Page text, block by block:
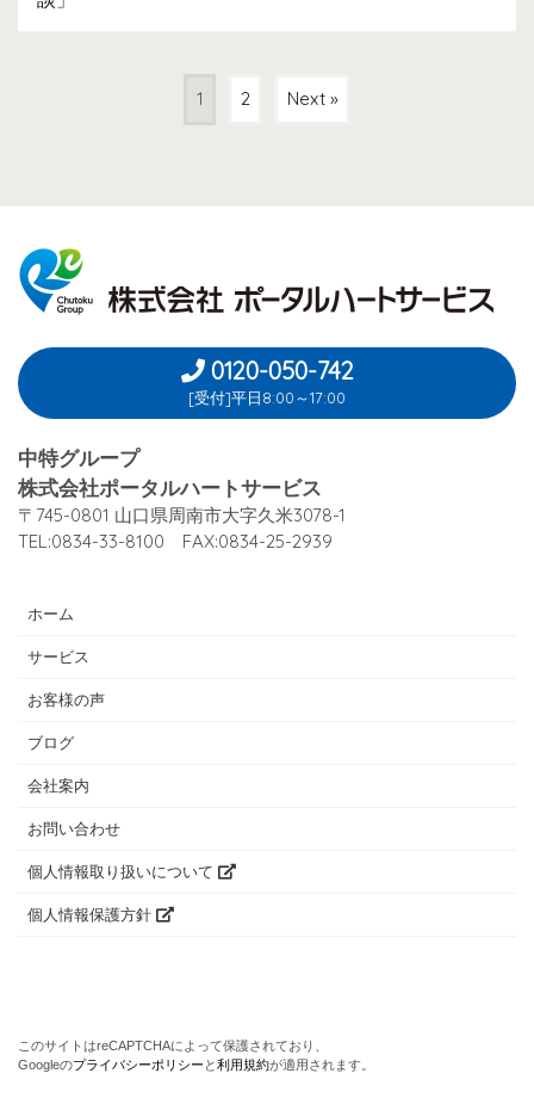
1 2 Next »
0120-050-742
[受付]平日8:00～17:00
中特グループ
株式会社ポータルハートサービス
〒745-0801 山口県周南市大字久米3078-1
TEL:0834-33-8100 FAX:0834-25-2939
ホーム
サービス
お客様の声
ブログ
会社案内
お問い合わせ
個人情報取り扱いについて
個人情報保護方針
このサイトはreCAPTCHAによって保護されており、
Googleのプライバシーポリシー と利用規約が適用されます。